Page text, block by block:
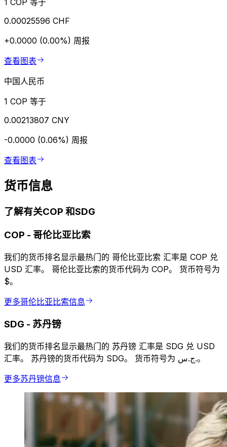
1 COP 等于
0.00025596 CHF
+0.0000 (0.00%) 周报
查看图表
中国人民币
1 COP 等于
0.00213807 CNY
-0.0000 (0.06%) 周报
查看图表
货币信息
了解有关COP 和SDG
COP - 哥伦比亚比索
我们的货币排名显示最热门的 哥伦比亚比索 汇率是 COP 兑
USD 汇率。 哥伦比亚比索的货币代码为 COP。 货币符号为
$。
更多哥伦比亚比索信息
SDG - 苏丹镑
我们的货币排名显示最热门的 苏丹镑 汇率是 SDG 兑 USD
汇率。 苏丹镑的货币代码为 SDG。 货币符号为 ج.س.。
更多苏丹镑信息